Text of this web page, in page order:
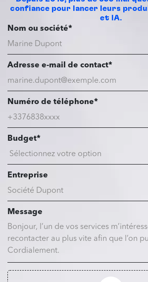
confiance pour lancer leurs
et IA.
Nom ou société*
Adresse e-mail de contact*
Numéro de téléphone*
Budget*
Entreprise
Message